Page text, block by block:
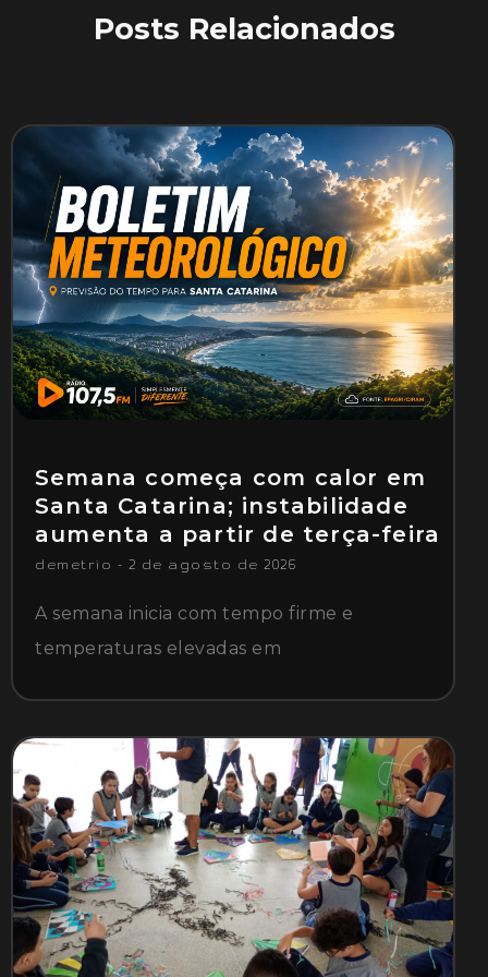
Posts Relacionados
Semana começa com calor em
Santa Catarina; instabilidade
aumenta a partir de terça-feira
demetrio 2 de agosto de 2026
A semana inicia com tempo firme e
temperaturas elevadas em